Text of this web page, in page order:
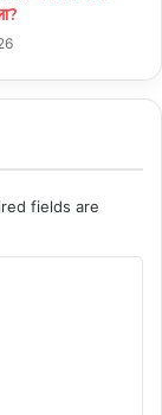
fields are